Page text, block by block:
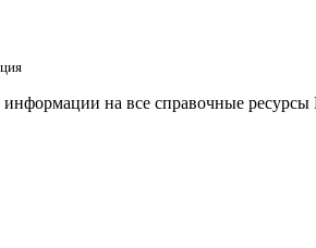
на все справочные